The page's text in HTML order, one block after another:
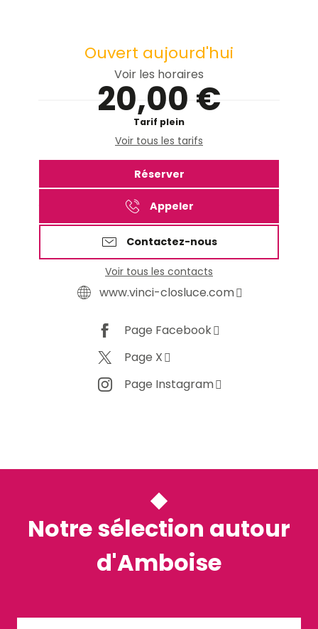
Ouvert aujourd'hui
Voir les horaires
20,00 €
Tarif plein
Voir tous les tarifs
Réserver
Appeler
Contactez-nous
Voir tous les contacts
www.vinci-closluce.com
Page Facebook
Page X
Page Instagram
Notre sélection autour
d'Amboise